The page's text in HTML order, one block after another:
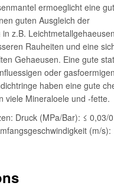
ermoeglicht eine
guten Ausgleich der
z.B.
Rauheiten und eine
Gehaeusen. Eine gute
oder
haben eine gute
viele Mineraloele und -fette.
Druck (MPa/Bar): ≤ 0,03/
(m/s):